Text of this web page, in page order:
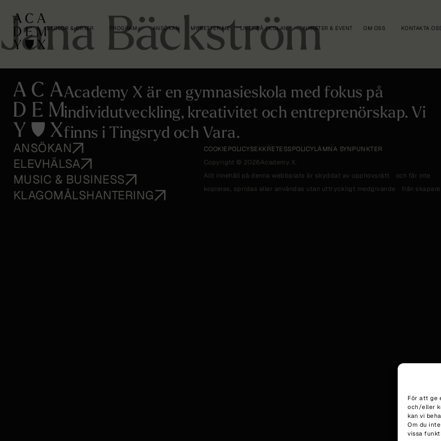
För att ge
och/eller
kan vi
Om du
vissa
SKOLOR & ORTER PROGRAM ANSÖKAN MY BETTER ME LIVET PÅ SKOLAN NYHETER & EVENT OM OSS KONTAKTA
Jana Bäckström
Academy X är en gymnasieskola med fokus på
individutveckling, kreativitet och entreprenörskap. Vi
finns i Tingsryd och Vara.
ANSÖKAN
ELEVHÄLSA
MUSIC & BUSINESS
KLAGOMÅLSHANTERING
COOKIEPOLICYSEKKRETESSPOLICYLÄMNA SYNPUNKTER
Copyright © 2026Academy X.
Allt innehåll på denna webbplats är skyddat av upphovsrätt och får inte
kopieras, spridas eller användas utan uttryckligt medgivande från